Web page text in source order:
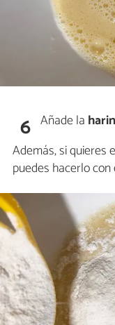
6 Añade la
Además, si quieres
puedes hacerlo